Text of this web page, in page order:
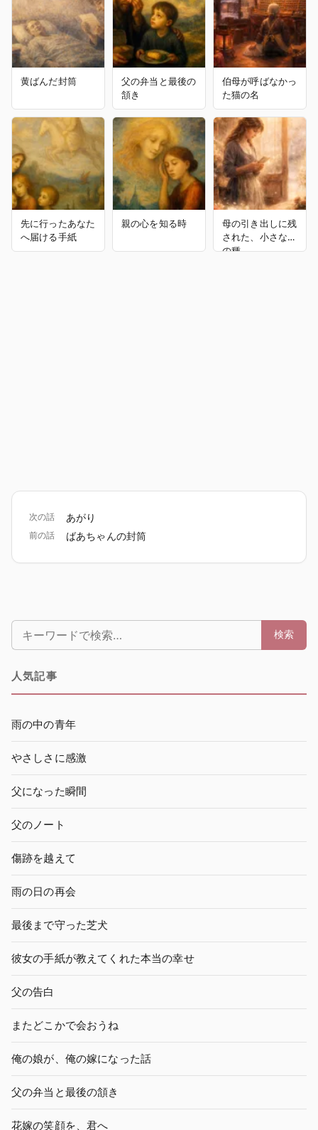
黄ばんだ封筒
父の弁当と最後の
頷き
伯母が呼ばなかっ
た猫の名
先に行ったあなた
へ届ける手紙
親の心を知る時
母の引き出しに残
された、小さな花
の種
次の話 あがり
前の話 ばあちゃんの封筒
検索: 検索
人気記事
雨の中の青年
やさしさに感激
父になった瞬間
父のノート
傷跡を越えて
雨の日の再会
最後まで守った芝犬
彼女の手紙が教えてくれた本当の幸せ
父の告白
またどこかで会おうね
俺の娘が、俺の嫁になった話
父の弁当と最後の頷き
花嫁の笑顔を、君へ